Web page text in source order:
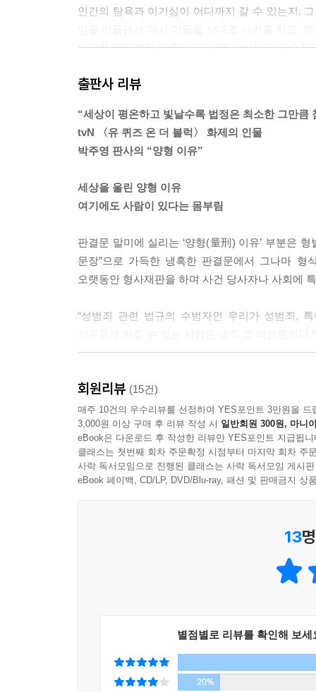
인간의 탐욕과 이기심이 어디까지 갈 수 있는지,
기당했음을 깨달은 후 그 피해를 보상받고자 순
--- p.55
판사로서의 가정과 후회는 애틋하거나 처량하다
고인을 석방했더라면 그의 아내가 생활고로 자살
더라면 추가적인 피살자도 없었을 텐데…. 후회로
위험을 외주화하고 하루 평균 노동자 다섯 명이
억 원이 전부인 이 나라에서, 일을 마치고 집으로
이 과연 행복할까. 위험을 외주화할 수 있다. 죽음
--- p.103
왜 소수자를 보호해야 하냐고? 사실 이 질문은
보스턴 천주교 사제들의 아동 성추행을 보도한 〈
는 데 한 마을이 필요하듯, 한 아이를 학대하는 데
모두 엄벌을 받아야 한다면, 아이들을 유기하고,
들인 우리도 함께 엄벌을 받아야 한다.
--- p.159
출판사 리뷰
“세상이 평온하고 빛날수록 법정은 최소한 그만큼
tvN 〈유 퀴즈 온 더 블럭〉 화제의 인물
박주영 판사의 “양형 이유”
세상을 울린 양형 이유
여기에도 사람이 있다는 몸부림
판결문 말미에 실리는 ‘양형(量刑) 이유’ 부분은
문장”으로 가득한 냉혹한 판결문에서 그나마
오랫동안 형사재판을 하며 사건 당사자나 사회에
“성범죄 관련 법규의 수범자인 우리가 성범죄,
그지없다.” _산재사건 양형 이유 일부
저자가 쓴 판결문은 어느 순간부터 세간의 주목
기사에 인용됐으며 권석천, 박웅현, 정문정 등 베
판결문을 쓰는 이유에 대해 “참혹한 사건이 계
말했다. 그의 몸부림은 세상을 조금 더 나은 쪽으로
법정은 무수한 희구와 간청이 끊임없이 몰아치는
중압감과 누군가에게 벌을 내려야만 한다는 비극
“그들이 준비한 사연의 반의반도 못다 얘기했음
무거운 이야기들은 무겁게 법원을 다시 나선다.
회원리뷰 (15건)
매주 10건의 우수리뷰를 선정하여 YES포인트 3만원을 드
3,000원 이상 구매 후 리뷰 작성 시 일반회원 300원, 마니
eBook은 다운로드 후 작성한 리뷰만 YES포인트 지급됩니
클래스는 첫번째 회차 주문확정 시점부터 마지막 회차 주
사락 독서모임으로 진행된 클래스는 사락 독서모임 게시
eBook 페이백, CD/LP, DVD/Blu-ray, 패션 및 판매금지 상
13
별점별로 리뷰를 확인해 보세
20%